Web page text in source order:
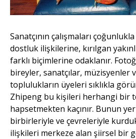
Sanatçının çalışmaları
dostluk ilişkilerine, kırılgan
farklı biçimlerine odaklanır.
bireyler, sanatçılar, müzisyenler
toplulukların üyeleri sıklıkla
Zhipeng bu kişileri herhangi bir
hapsetmekten kaçınır. Bunun
birbirleriyle ve çevreleriyle
ilişkileri merkeze alan şiirsel bir